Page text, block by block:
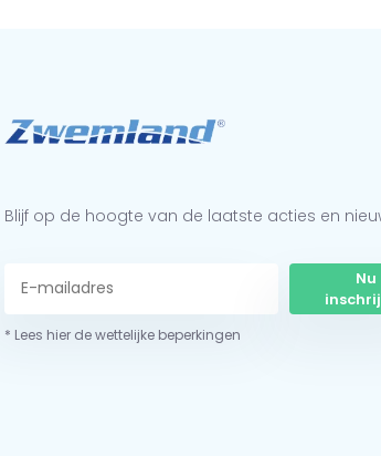
Blijf op de hoogte van de laatste acties en
Nu
* Lees hier de wettelijke beperkingen